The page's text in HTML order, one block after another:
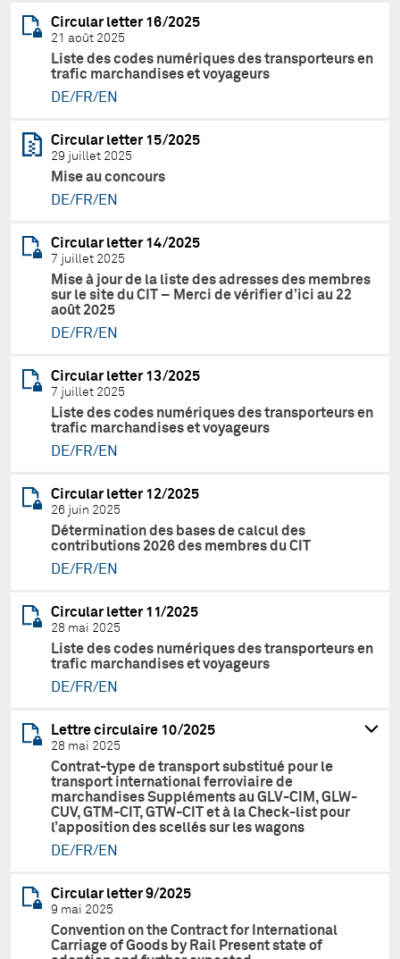
Circular letter 16/2025
21 août 2025
Liste des codes numériques des transporteurs en
trafic marchandises et voyageurs
DE/FR/EN
Circular letter 15/2025
29 juillet 2025
Mise au concours
DE/FR/EN
Circular letter 14/2025
7 juillet 2025
Mise à jour de la liste des adresses des membres
sur le site du CIT – Merci de vérifier d’ici au 22
août 2025
DE/FR/EN
Circular letter 13/2025
7 juillet 2025
Liste des codes numériques des transporteurs en
trafic marchandises et voyageurs
DE/FR/EN
Circular letter 12/2025
26 juin 2025
Détermination des bases de calcul des
contributions 2026 des membres du CIT
DE/FR/EN
Circular letter 11/2025
28 mai 2025
Liste des codes numériques des transporteurs en
trafic marchandises et voyageurs
DE/FR/EN
Lettre circulaire 10/2025
28 mai 2025
Contrat-type de transport substitué pour le
transport international ferroviaire de
marchandises Suppléments au GLV-CIM, GLW-
CUV, GTM-CIT, GTW-CIT et à la Check-list pour
l’apposition des scellés sur les wagons
DE/FR/EN
Circular letter 9/2025
9 mai 2025
Convention on the Contract for International
Carriage of Goods by Rail Present state of